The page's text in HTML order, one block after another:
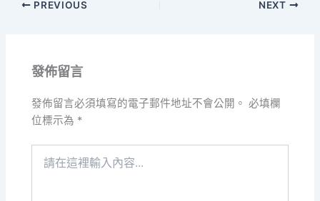
PREVIOUS NEXT
發佈留言
發佈留言必須填寫的電子郵件地址不會公開。 必填欄
位標示為 *